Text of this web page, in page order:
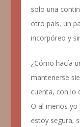
solo una
otro país, un
incorpóreo y
¿Cómo hacía
mantenerse
cuenta, con lo
O al menos yo
estoy segura,